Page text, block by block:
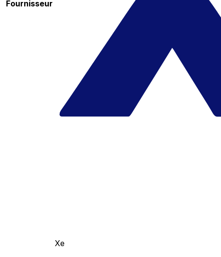
Fournisseur
Xe